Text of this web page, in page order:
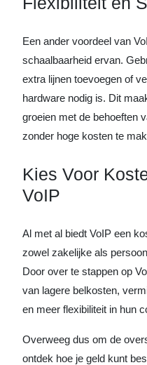
Een ander voordeel van
schaalbaarheid ervan.
extra lijnen toevoegen of
hardware nodig is. Dit
groeien met de behoeften
zonder hoge kosten te
Kies Voor
VoIP
Al met al biedt VoIP een
zowel zakelijke als
Door over te stappen op
van lagere belkosten,
en meer flexibiliteit in hun
Overweeg dus om de
ontdek hoe je geld kunt